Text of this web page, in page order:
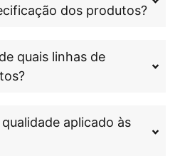
dos produtos?
quais linhas de
aplicado às